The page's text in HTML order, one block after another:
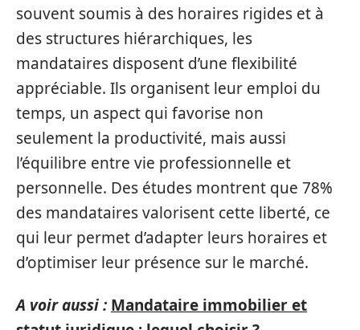
souvent soumis à des horaires rigides et à
des structures hiérarchiques, les
mandataires disposent d’une flexibilité
appréciable. Ils organisent leur emploi du
temps, un aspect qui favorise non
seulement la productivité, mais aussi
l’équilibre entre vie professionnelle et
personnelle. Des études montrent que 78%
des mandataires valorisent cette liberté, ce
qui leur permet d’adapter leurs horaires et
d’optimiser leur présence sur le marché.
A voir aussi : Mandataire immobilier et